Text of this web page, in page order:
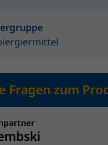
Fragen zum